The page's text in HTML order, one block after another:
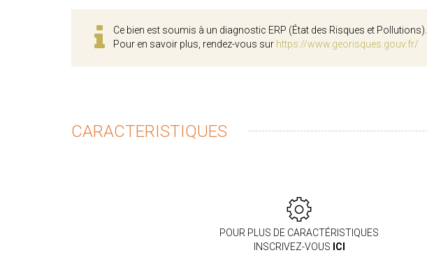
Ce bien est soumis à un diagnostic ERP (État des Risques et Pollutions).
Pour en savoir plus, rendez-vous sur https://www.georisques.gouv.fr/
CARACTERISTIQUES
POUR PLUS DE CARACTÉRISTIQUES
INSCRIVEZ-VOUS ICI